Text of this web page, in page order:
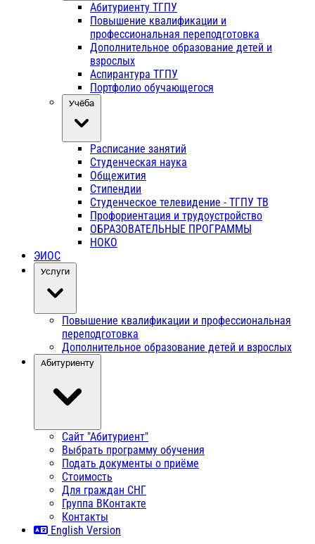
Абитуриенту ТГПУ
Повышение квалификации и
профессиональная переподготовка
Дополнительное образование детей и
взрослых
Аспирантура ТГПУ
Портфолио обучающегося
Учёба
Расписание занятий
Студенческая наука
Общежития
Стипендии
Студенческое телевидение - ТГПУ ТВ
Профориентация и трудоустройство
ОБРАЗОВАТЕЛЬНЫЕ ПРОГРАММЫ
НОКО
ЭИОС
Услуги
Повышение квалификации и профессиональная
переподготовка
Дополнительное образование детей и взрослых
Абитуриенту
Сайт "Абитуриент"
Выбрать программу обучения
Подать документы о приёме
Стоимость
Для граждан СНГ
Группа ВКонтакте
Контакты
English Version